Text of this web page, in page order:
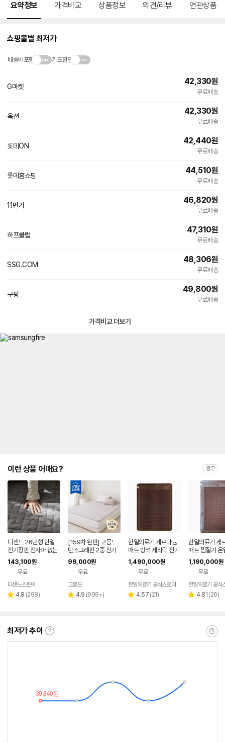
요약정보 가격비교 상품정보 의견/리뷰 연관상품
쇼핑몰별 최저가
배송비포함 카드할인
G마켓
42,330원
무료배송
옥션
42,330원
무료배송
롯데ON
42,440원
무료배송
롯데홈쇼핑
44,510원
무료배송
11번가
46,820원
무료배송
하프클럽
47,310원
무료배송
SSG.COM
48,306원
무료배송
쿠팡
49,800원
무료배송
가격비교 더보기
이런 상품 어때요? 광고
디센느 26년형 한일
전기장판 전자파 없는
2인용 전기매트 EMF
국산
143,100원
무료
디센느스토어
별 4.8 리
(298)
[159차 완판] 고몽드
탄소그래핀 2중 전기
매트 (원적외선 기술,
전자파NO, 세탁 가능)
99,000원
무료
고몽드
별 4.9 리
(999+)
한일의료기 게르마늄
매트 방석 세라믹 전기
장판 브라운 2인용매
트(150x200)
1,490,000원
무료
한일의료기 공식스토어
별 4.57 리
(21)
한일의료기 게
매트 찜질기 온
대 방석 세라믹
110x200cm
1,190,000원
무료
한일의료기 공식
별 4.81 리
(26)
최저가 추이
최
알